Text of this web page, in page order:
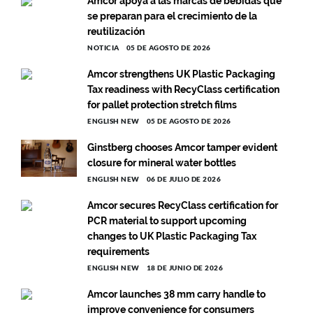
se preparan para el crecimiento de la
reutilización
NOTICIA 05 DE AGOSTO DE 2026
Amcor strengthens UK Plastic Packaging
Tax readiness with RecyClass certification
for pallet protection stretch films
ENGLISH NEW 05 DE AGOSTO DE 2026
Ginstberg chooses Amcor tamper evident
closure for mineral water bottles
ENGLISH NEW 06 DE JULIO DE 2026
Amcor secures RecyClass certification for
PCR material to support upcoming
changes to UK Plastic Packaging Tax
requirements
ENGLISH NEW 18 DE JUNIO DE 2026
Amcor launches 38 mm carry handle to
improve convenience for consumers